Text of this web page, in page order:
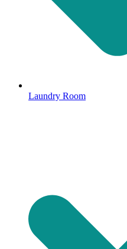
Laundry Room